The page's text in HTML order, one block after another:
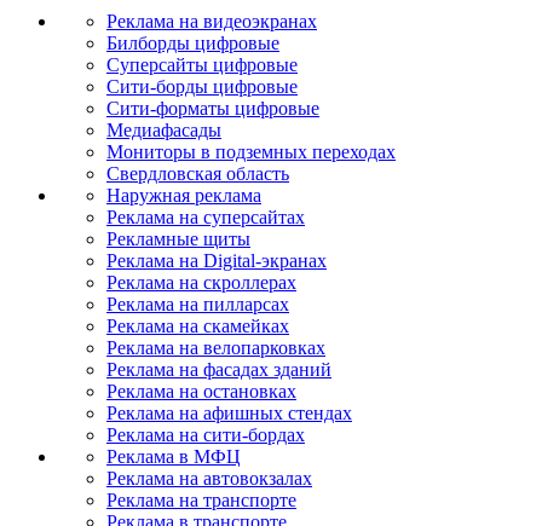
Реклама на видеоэкранах
Билборды цифровые
Суперсайты цифровые
Сити-борды цифровые
Сити-форматы цифровые
Медиафасады
Мониторы в подземных переходах
Свердловская область
Наружная реклама
Реклама на суперсайтах
Рекламные щиты
Реклама на Digital-экранах
Реклама на скроллерах
Реклама на пилларсах
Реклама на скамейках
Реклама на велопарковках
Реклама на фасадах зданий
Реклама на остановках
Реклама на афишных стендах
Реклама на сити-бордах
Реклама в МФЦ
Реклама на автовокзалах
Реклама на транспорте
Реклама в транспорте